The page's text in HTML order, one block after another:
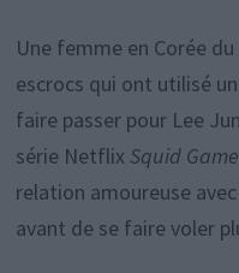
Une femme en Corée
escrocs qui ont utilisé
faire passer pour Lee
série Netflix Squid Game
relation amoureuse
avant de se faire voler